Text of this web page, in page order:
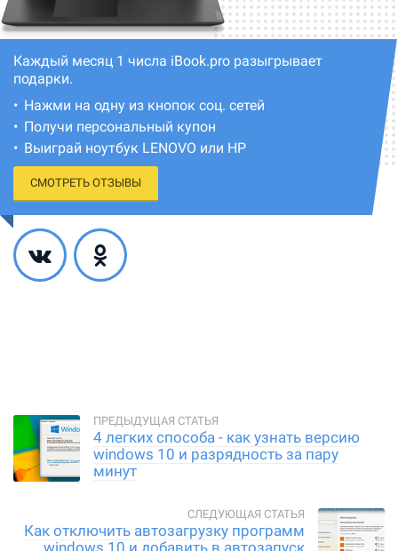
Каждый месяц 1 числа iBook.pro разыгрывает
подарки.
Нажми на одну из кнопок соц. сетей
Получи персональный купон
Выиграй ноутбук LENOVO или HP
СМОТРЕТЬ ОТЗЫВЫ
4 легких способа - как узнать версию
windows 10 и разрядность за пару
минут
Как отключить автозагрузку программ